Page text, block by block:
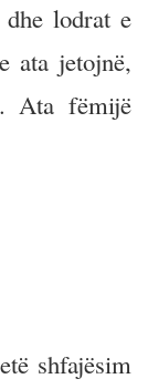
lodrat e
ata jetojnë,
Ata fëmijë
shfajësim